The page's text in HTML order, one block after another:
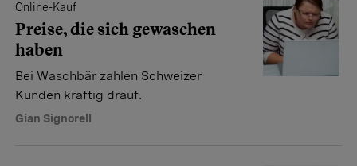
Online-Kauf
Preise, die sich gewaschen
haben
Bei Waschbär zahlen Schweizer
Kunden kräftig drauf.
Gian Signorell